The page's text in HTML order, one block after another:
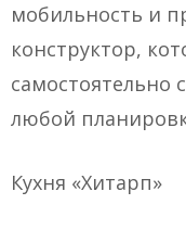
мобильность и
конструктор,
самостоятельно
любой
Кухня «Хитарп»